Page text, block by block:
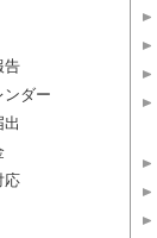
告
ンダー
応